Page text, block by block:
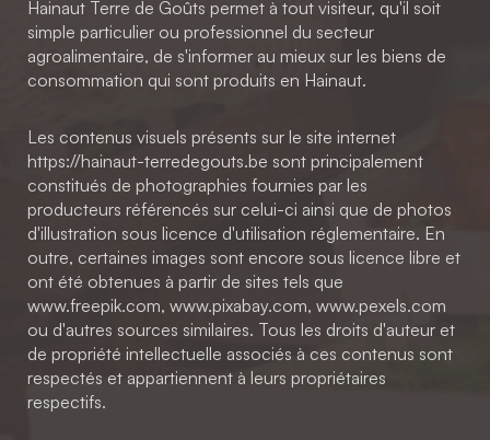
Hainaut Terre de Goûts permet à tout visiteur, qu'il soit
simple particulier ou professionnel du secteur
agroalimentaire, de s'informer au mieux sur les biens de
consommation qui sont produits en Hainaut.
Les contenus visuels présents sur le site internet
https://hainaut-terredegouts.be sont principalement
constitués de photographies fournies par les
producteurs référencés sur celui-ci ainsi que de photos
d'illustration sous licence d'utilisation réglementaire. En
outre, certaines images sont encore sous licence libre et
ont été obtenues à partir de sites tels que
www.freepik.com, www.pixabay.com, www.pexels.com
ou d'autres sources similaires. Tous les droits d'auteur et
de propriété intellectuelle associés à ces contenus sont
respectés et appartiennent à leurs propriétaires
respectifs.